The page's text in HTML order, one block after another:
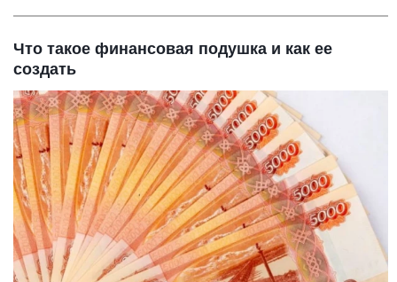
Что такое финансовая подушка и как ее
создать